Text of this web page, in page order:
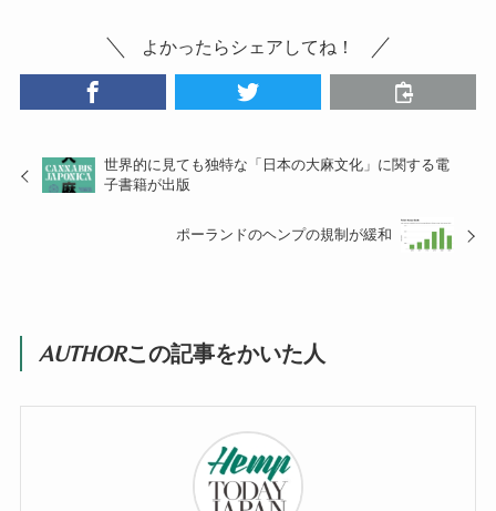
よかったらシェアしてね！
世界的に見ても独特な「日本の大麻文化」に関する電
子書籍が出版
ポーランドのヘンプの規制が緩和
AUTHORこの記事をかいた人